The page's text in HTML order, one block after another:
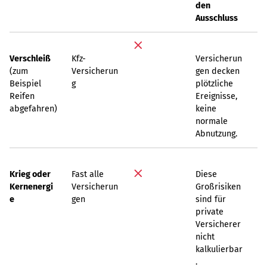
den
Ausschluss
Verschleiß
(zum
Beispiel
Reifen
abgefahren)
Kfz-
Versicherun
g
Versicherun
gen decken
plötzliche
Ereignisse,
keine
normale
Abnutzung.
Krieg oder
Kernenergi
e
Fast alle
Versicherun
gen
Diese
Großrisiken
sind für
private
Versicherer
nicht
kalkulierbar
.